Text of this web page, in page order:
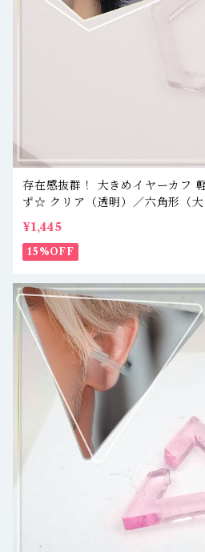
存在感抜群！ 大きめイヤーカフ
ず☆ クリア（透明）／六角形（大
¥1,445
15%OFF